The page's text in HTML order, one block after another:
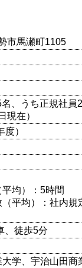
市馬瀬町1105
、うち正規社員2
現在）
）
均）：5時間
平均）：社内規
、徒歩5分
学、宇治山田商